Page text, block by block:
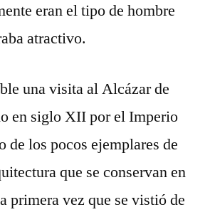
eran el tipo de hombre
atractivo.
una visita al Alcázar de
en siglo XII por el Imperio
de los pocos ejemplares de
que se conservan en
primera vez que se vistió de